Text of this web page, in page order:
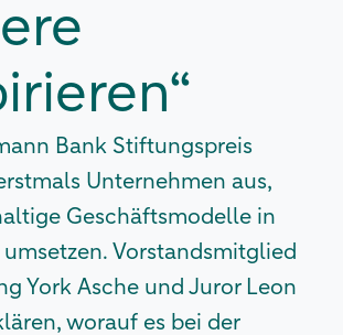
Bank Stiftungspreis
Unternehmen aus,
Geschäftsmodelle in
umsetzen. Vorstandsmitglied
York Asche und Juror Leon
worauf es bei der